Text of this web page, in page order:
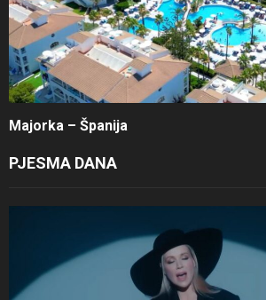
Majorka – Španija
PJESMA DANA